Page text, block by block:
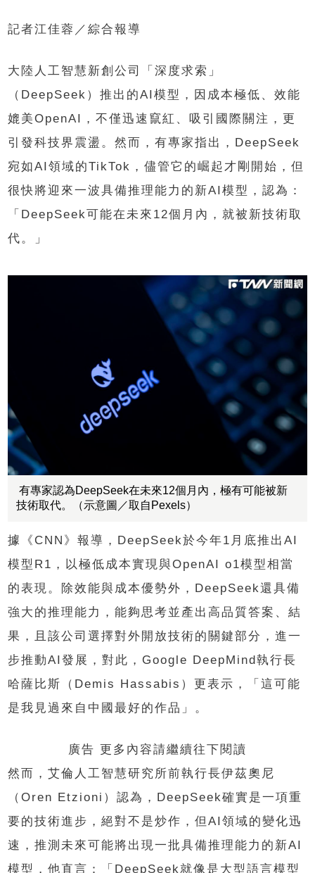
記者江佳蓉／綜合報導
大陸人工智慧新創公司「深度求索」
（DeepSeek）推出的AI模型，因成本極低、效能
媲美OpenAI，不僅迅速竄紅、吸引國際關注，更
引發科技界震盪。然而，有專家指出，DeepSeek
宛如AI領域的TikTok，儘管它的崛起才剛開始，但
很快將迎來一波具備推理能力的新AI模型，認為：
「DeepSeek可能在未來12個月內，就被新技術取
代。」
有專家認為DeepSeek在未來12個月內，極有可能被新
技術取代。（示意圖／取自Pexels）
據《CNN》報導，DeepSeek於今年1月底推出AI
模型R1，以極低成本實現與OpenAI o1模型相當
的表現。除效能與成本優勢外，DeepSeek還具備
強大的推理能力，能夠思考並產出高品質答案、結
果，且該公司選擇對外開放技術的關鍵部分，進一
步推動AI發展，對此，Google DeepMind執行長
哈薩比斯（Demis Hassabis）更表示，「這可能
是我見過來自中國最好的作品」。
廣告 更多內容請繼續往下閱讀
然而，艾倫人工智慧研究所前執行長伊茲奧尼
（Oren Etzioni）認為，DeepSeek確實是一項重
要的技術進步，絕對不是炒作，但AI領域的變化迅
速，推測未來可能將出現一批具備推理能力的新AI
模型，他直言：「DeepSeek就像是大型語言模型